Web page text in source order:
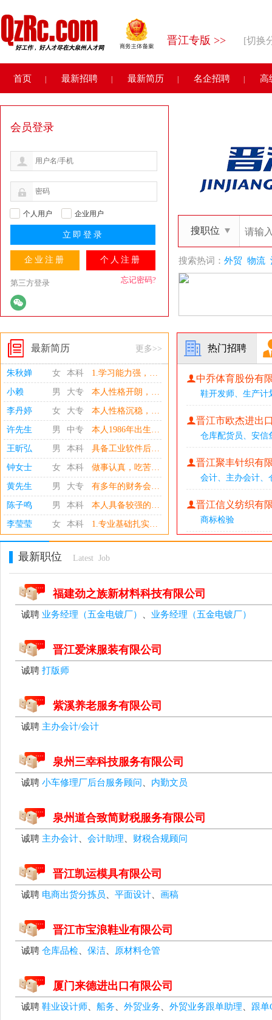
晋江专版 >> [切换
首页 最新招聘 最新简历 名企招聘 高
会员登录
个人用户 企业用户
企业注册 个人注册
第三方登录 忘记密码?
搜职位
搜索热词： 外贸 物流
最新简历 更多>>
朱秋婵 女 本科 1.学习能力强，耐心细致，责任心强 2.有良好的沟通交流能力，在意他人的感受，人际关系良好。 3.能熟练使用各种办公软件：Word、Excel、PPT等。 4.能够使用简单PS对图片进行处理。 获得荣誉：在“中检华日杯”第九届福建省食品安全科普作品大赛中获得三等奖 2022-2023学年获得学院二等奖学金
小赖 男 大专 本人性格开朗，待人热情，真诚。对待工作认真，富有责任心，高中毕业于平山中学，毕业后曾学过一年计算机技术，能很熟练的掌握OFFICE等工具的使用！目前正在参加成人高考，提升自身学历。 保险行业勿扰！
李丹婷 女 大专 本人性格沉稳，正直忠诚、执行力强；对工作乐观执着，敢于面对困难与挑战。较强的组织领导力，有团队合作精神、敏锐的市场洞察力、责任心强；具有良好语言表达能力及沟通协调能力，对工作认真细心用心、积极主动、敬业爱岗，有良好的职业道德和职业操守：其次抗压能力强，具有挑战性；有良好的心理素质，能正确的认识和评价自己虚心接受他人的建议。 具备扎实的专业素养与高效执行力，能快速适应岗位需求并推动任务落地。熟悉办公自动化系统操作，工作中注重细节把控与时间管理，能同时处理多线程任务，保持高效产出；有责任心，具备良好的沟通协调能力与团队协作精神，善于倾听需求并主动提供解决方案
许先生 男 中专 本人1986年出生，有B2证驾驶证、货车从业资格证，行驶公里190万公里左右，、当过两年兵具备团队协作精神，身体精力充沛；做事认真负责，有出色方向感和敏锐的头脑、掌握货车维修和保养基础常识、熟悉整个福建路线、近20安全驾龄
王昕弘 男 本科 具备工业软件后端开发和AI Agent应用开发的复合背景，能理解工业数据采集、实时处理、知识检索和智能诊断之间的业务关系。具备较强的问题定位和工程落地能力，重视代码质量、接口稳定性、数据一致性和系统可维护性。沟通协作意识较强，能够配合产品、测试、运维和业务人员推进需求落地
钟女士 女 本科 做事认真，吃苦耐劳。
黄先生 男 大专 有多年的财务会计工作经验； 熟练企业内、外账全套会计核算; 熟练企业的纳税申报、出口企业免抵退税申报 谙熟所得税的汇算清激、工商年检、银行融资贷款等， 谙熟企业财务内控制度设计、费用审核与控制及款项安排等 熟练操作办公软件及金蝶等财务软件。
陈子鸣 男 本科 本人具备较强的学习能力和实践意识，专业基础较为扎实，能够以认真负责的 态度完成各项学习和工作任务。熟悉各种办公软件，具备文档整理、数据处理、图 纸绘制、方案汇报和基础办公自动化能力。本人做事细致严谨，执行力较强，具有 良好的沟通能力、团队协作意识和抗压能力，能够较快适应不同工作环境。未来希 望将所学知识与实际岗位需求相结合，在工作实践中不断积累经验、提升专业水平， 为发展贡献自身价值。
李莹莹 女 本科 1.专业基础扎实：专业排名前5%，持有初级会计职称; 在校学习用友U8财务软件基础操作，掌握Excel基础函数与数据透视表。拥有营收核对、物资盘点、单据整理相关实践经历，可完成票据核对、台账登记、资料归档等财务基础工作 2.工作细致严谨：对数据具备敏感度， 恪守财务保密原则，习惯规范整理各类原始单据，搭建业务明细台账，重视账务核对，保证数据清晰可追溯。 3.综合协调能力适配岗位:曾任学生部门部长，具备多任务统筹、沟通协调能力，能够配合完成往来对账、 资料整理等工作，执行力较强， 可胜任财务助理各类辅助账务工作，愿意持续积累实操经验。
热门招聘
中乔体育股份有
鞋开发师 生产计
晋江市欧杰进出
仓库配货员 安信
晋江聚丰针织有
会计 主办会计
晋江信义纺织有
商标检验
最新职位 Latest Job
福建劲之族新材料科技有限公司
诚聘 业务经理（五金电镀厂） 业务经理（五金电镀厂）
晋江爱涞服装有限公司
诚聘 打版师
紫溪养老服务有限公司
诚聘 主办会计/会计
泉州三幸科技服务有限公司
诚聘 小车修理厂后台服务顾问 内勤文员
泉州道合致简财税服务有限公司
诚聘 主办会计、 会计助理 财税合规顾问
晋江凯运模具有限公司
诚聘 电商出货分拣员 平面设计、 画稿
晋江市宝浪鞋业有限公司
诚聘 仓库品检、 保洁、 原材料仓管
厦门来德进出口有限公司
诚聘 鞋业设计师、 船务 外贸业务 外贸业务跟单助理 跟单